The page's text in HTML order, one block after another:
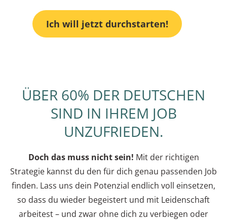
Ich will jetzt durchstarten!
ÜBER 60% DER DEUTSCHEN
SIND IN IHREM JOB
UNZUFRIEDEN.
Doch das muss nicht sein! Mit der richtigen
Strategie kannst du den für dich genau passenden Job
finden. Lass uns dein Potenzial endlich voll einsetzen,
so dass du wieder begeistert und mit Leidenschaft
arbeitest – und zwar ohne dich zu verbiegen oder